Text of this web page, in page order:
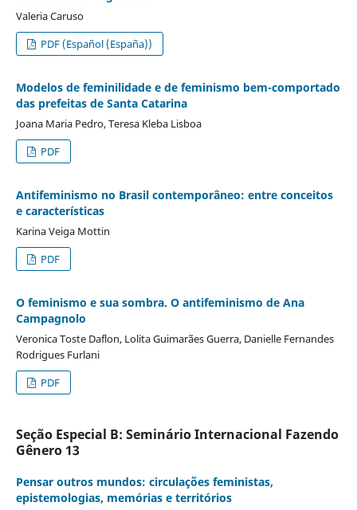
Valeria Caruso
PDF (Español (España))
Modelos de feminilidade e de feminismo bem-comportado
das prefeitas de Santa Catarina
Joana Maria Pedro, Teresa Kleba Lisboa
PDF
Antifeminismo no Brasil contemporâneo: entre conceitos
e características
Karina Veiga Mottin
PDF
O feminismo e sua sombra. O antifeminismo de Ana
Campagnolo
Veronica Toste Daflon, Lolita Guimarães Guerra, Danielle Fernandes
Rodrigues Furlani
PDF
Seção Especial B: Seminário Internacional Fazendo
Gênero 13
Pensar outros mundos: circulações feministas,
epistemologias, memórias e territórios